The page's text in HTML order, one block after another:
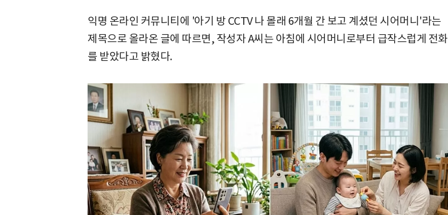
익명 온라인 커뮤니티에 '아기 방 CCTV 나 몰래 6개월 간 보고 계셨던 시어머니'라는
제목으로 올라온 글에 따르면, 작성자 A씨는 아침에 시어머니로부터 급작스럽게 전화
를 받았다고 밝혔다.